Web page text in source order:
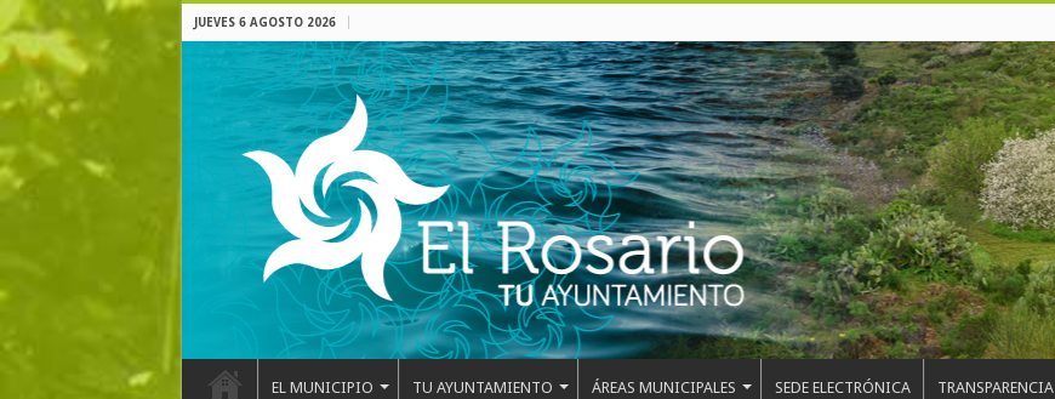
JUEVES 6 AGOSTO 2026
EL MUNICIPIO TU AYUNTAMIENTO ÁREAS MUNICIPALES SEDE ELECTRÓNICA TRANSPARENCIA